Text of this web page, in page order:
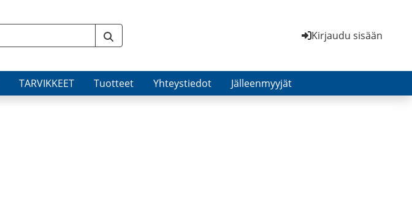
Kirjaudu sisään
TARVIKKEET Tuotteet Yhteystiedot Jälleenmyyjät